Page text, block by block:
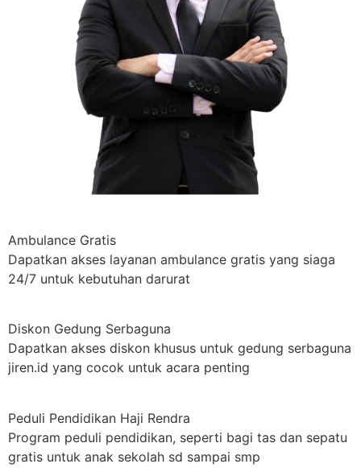
Ambulance Gratis
Dapatkan akses layanan ambulance gratis yang siaga
24/7 untuk kebutuhan darurat
Diskon Gedung Serbaguna
Dapatkan akses diskon khusus untuk gedung serbaguna
jiren.id yang cocok untuk acara penting
Peduli Pendidikan Haji Rendra
Program peduli pendidikan, seperti bagi tas dan sepatu
gratis untuk anak sekolah sd sampai smp